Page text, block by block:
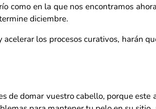
como en la que nos encontramos
diciembre.
los procesos curativos, harán
de domar vuestro cabello, porque